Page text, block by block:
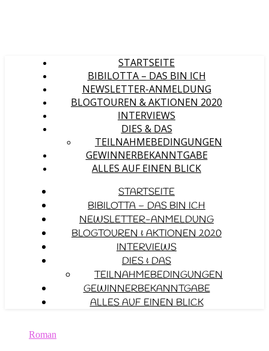
STARTSEITE
BIBILOTTA – DAS BIN ICH
NEWSLETTER-ANMELDUNG
BLOGTOUREN & AKTIONEN 2020
INTERVIEWS
DIES & DAS
TEILNAHMEBEDINGUNGEN
GEWINNERBEKANNTGABE
ALLES AUF EINEN BLICK
STARTSEITE
BIBILOTTA – DAS BIN ICH
NEWSLETTER-ANMELDUNG
BLOGTOUREN & AKTIONEN 2020
INTERVIEWS
DIES & DAS
TEILNAHMEBEDINGUNGEN
GEWINNERBEKANNTGABE
ALLES AUF EINEN BLICK
Roman